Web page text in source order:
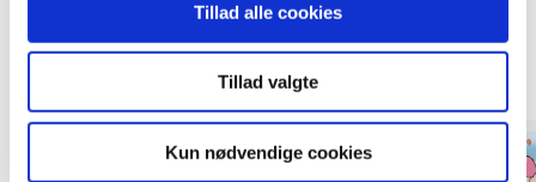
Tillad alle cookies
Tillad valgte
Kun nødvendige cookies
Andre har også købt